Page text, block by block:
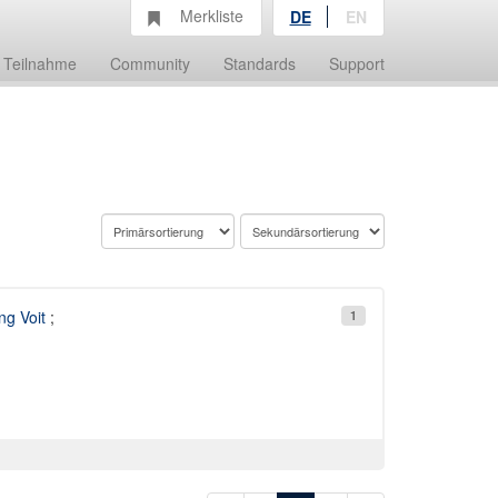
Teilnahme Community Standards Support
Merkliste DE EN
1
Voit;